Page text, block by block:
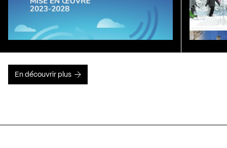
En découvrir plus